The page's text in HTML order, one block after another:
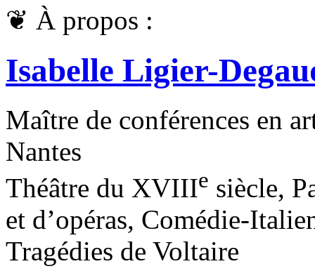
❦ À propos :
Isabelle Ligier-
Maître de conférences en
Nantes
Théâtre du XVIIIe siècle,
et d’opéras, Comédie-
Tragédies de Voltaire